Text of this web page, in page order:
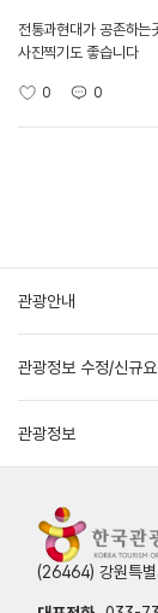
전통과현대가 공존하
사진찍기도 좋습니다
0 0
관광안내
관광정보 수정/신규
관광정보
(26464) 강원특